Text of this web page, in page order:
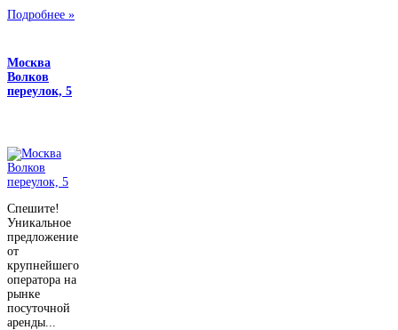
Подробнее »
Москва
Волков
переулок, 5
Спешите!
Уникальное
предложение
от
крупнейшего
оператора на
рынке
посуточной
аренды...